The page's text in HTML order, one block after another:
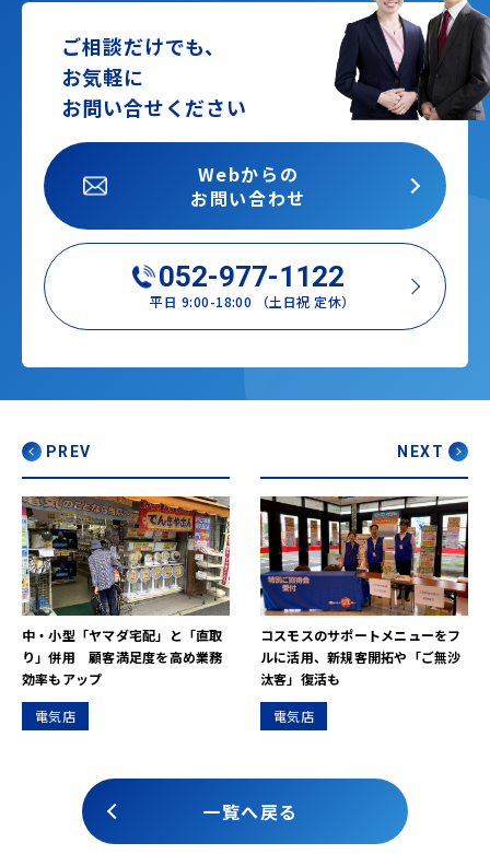
ご相談だけでも、
お気軽に
お問い合せください
052-977-1122
平日 9:00-18:00 （土日祝 定休）
Webからの
お問い合わせ
PREV
電気店
中・小型「ヤマダ宅配」と「直取
り」併用 顧客満足度を高め業務
効率もアップ
一覧へ戻る
NEXT
電気店
コスモスのサポートメニューをフ
ルに活用、新規客開拓や「ご無沙
汰客」復活も